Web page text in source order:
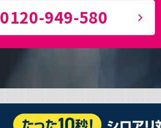
0120-949-580